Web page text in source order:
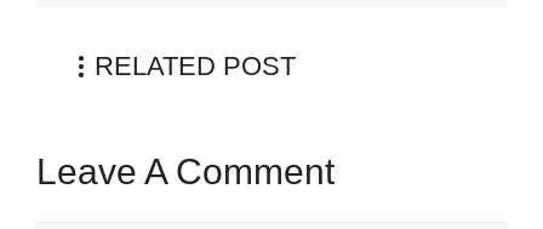
RELATED POST
Leave A Comment